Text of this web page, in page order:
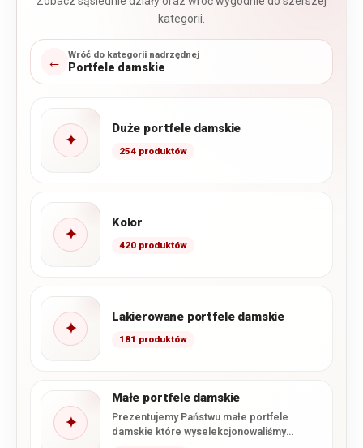
kategorii.
← Wróć do kategorii nadrzędnej
Portfele damskie
✦
Duże portfele damskie
254 produktów
✦
Kolor
420 produktów
✦
Lakierowane portfele damskie
181 produktów
✦
Małe portfele damskie
Prezentujemy Państwu małe portfele
damskie które wyselekcjonowaliśmy